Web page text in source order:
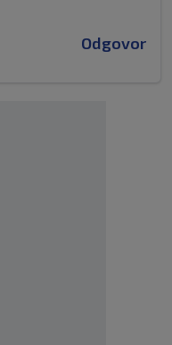
Odgovor